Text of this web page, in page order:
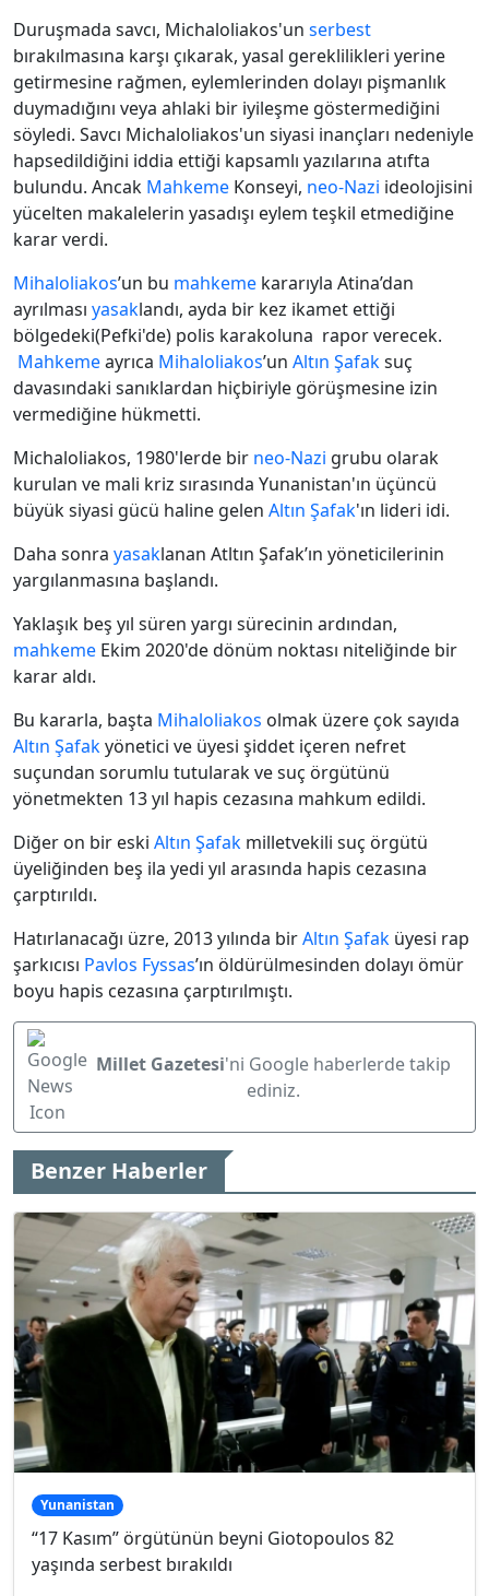
Duruşmada savcı, Michaloliakos'un serbest
bırakılmasına karşı çıkarak, yasal gereklilikleri yerine
getirmesine rağmen, eylemlerinden dolayı pişmanlık
duymadığını veya ahlaki bir iyileşme göstermediğini
söyledi. Savcı Michaloliakos'un siyasi inançları nedeniyle
hapsedildiğini iddia ettiği kapsamlı yazılarına atıfta
bulundu. Ancak Mahkeme Konseyi, neo-Nazi ideolojisini
yücelten makalelerin yasadışı eylem teşkil etmediğine
karar verdi.
Mihaloliakos’un bu mahkeme kararıyla Atina’dan
ayrılması yasaklandı, ayda bir kez ikamet ettiği
bölgedeki(Pefki'de) polis karakoluna rapor verecek.
Mahkemeayrıca Mihaloliakos’un Altın Şafaksuç
davasındaki sanıklardan hiçbiriyle görüşmesine izin
vermediğine hükmetti.
Michaloliakos, 1980'lerde bir neo-Nazi grubu olarak
kurulan ve mali kriz sırasında Yunanistan'ın üçüncü
büyük siyasi gücü haline gelen Altın Şafak'ın lideri idi.
Daha sonra yasaklanan Atltın Şafak’ın yöneticilerinin
yargılanmasına başlandı.
Yaklaşık beş yıl süren yargı sürecinin ardından,
mahkeme Ekim 2020'de dönüm noktası niteliğinde bir
karar aldı.
Bu kararla, başta Mihaloliakos olmak üzere çok sayıda
Altın Şafakyönetici ve üyesi şiddet içeren nefret
suçundan sorumlu tutularak ve suç örgütünü
yönetmekten 13 yıl hapis cezasına mahkum edildi.
Diğer on bir eski Altın Şafak milletvekili suç örgütü
üyeliğinden beş ila yedi yıl arasında hapis cezasına
çarptırıldı.
Hatırlanacağı üzre, 2013 yılında birAltın Şafak üyesi rap
şarkıcısı Pavlos Fyssas’ın öldürülmesinden dolayı ömür
boyu hapis cezasına çarptırılmıştı.
Millet Gazetesi'ni Google haberlerde takip
ediniz.
Benzer Haberler
Yunanistan
“17 Kasım” örgütünün beyni Giotopoulos 82
yaşında serbest bırakıldı